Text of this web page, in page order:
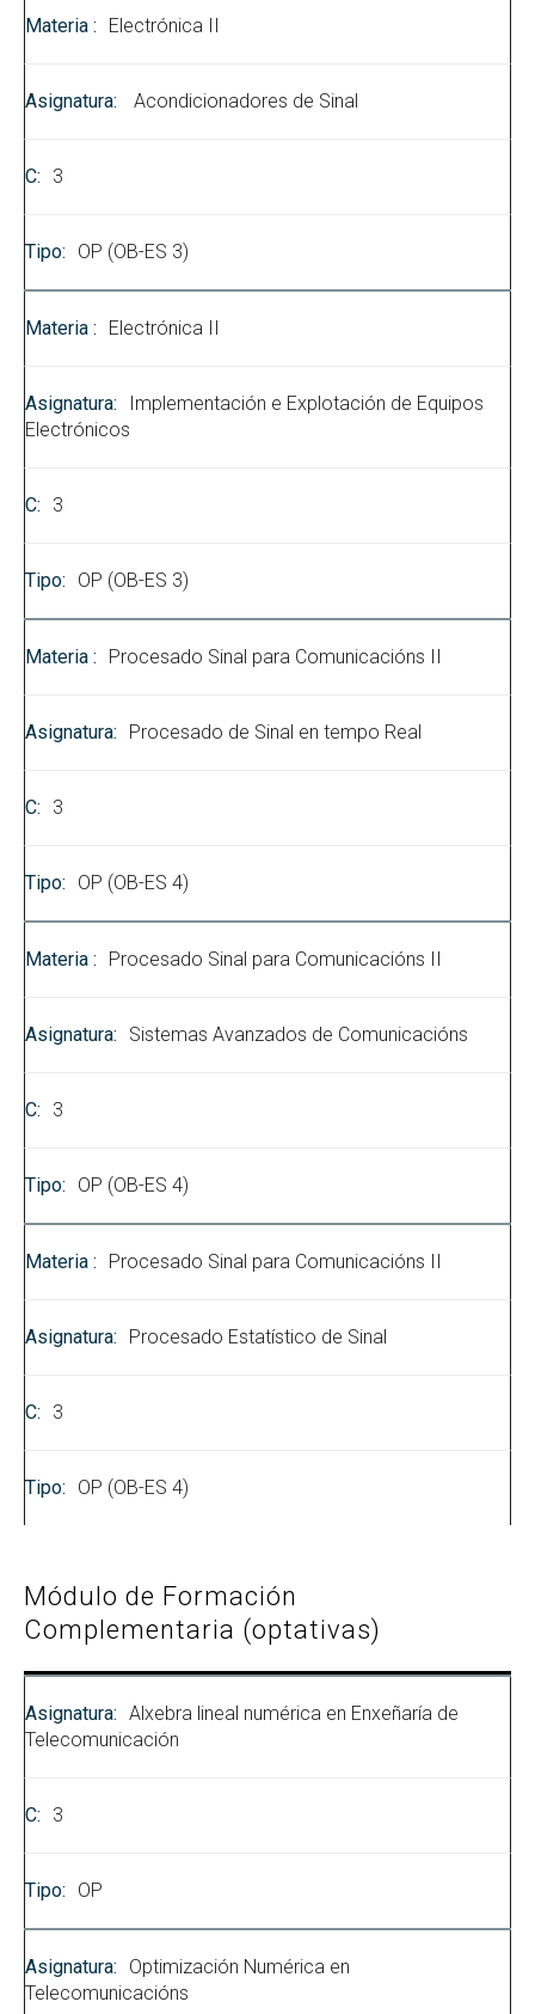
Electrónica II
Acondicionadores de Sinal
3
OP (OB-ES 3)
Electrónica II
Implementación e Explotación de Equipos
Electrónicos
3
OP (OB-ES 3)
Procesado Sinal para Comunicacións II
Procesado de Sinal en tempo Real
3
OP (OB-ES 4)
Procesado Sinal para Comunicacións II
Sistemas Avanzados de Comunicacións
3
OP (OB-ES 4)
Procesado Sinal para Comunicacións II
Procesado Estatístico de Sinal
3
OP (OB-ES 4)
Módulo de Formación
Complementaria (optativas)
Alxebra lineal numérica en Enxeñaría de
Telecomunicación
3
OP
Optimización Numérica en
Telecomunicacións